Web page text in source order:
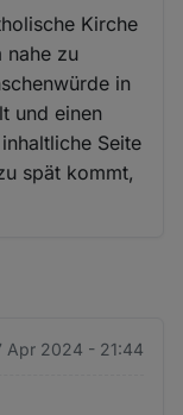
Kirche
nahe zu
in
und einen
Seite
spät kommt,
Apr 2024 - 21:44